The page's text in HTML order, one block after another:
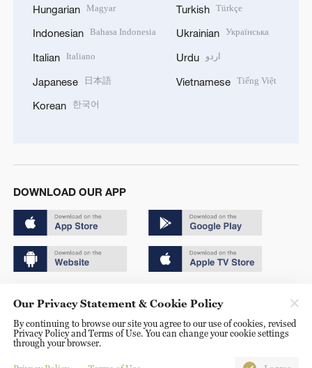
Hungarian Magyar
Indonesian Bahasa Indonesia
Italian Italiano
Japanese 日本語
Korean 한국어
Turkish Türkçe
Ukrainian Українська
Urdu اردو
Vietnamese Tiếng Việt
DOWNLOAD OUR APP
京ICP备20000184号
京公网安备 11010502050052号
Disinformation report hotline: 010-85061466
Our Privacy Statement & Cookie Policy
By continuing to browse our site you agree to our use of cookies, revised
Privacy Policy and Terms of Use. You can change your cookie settings
through your browser.